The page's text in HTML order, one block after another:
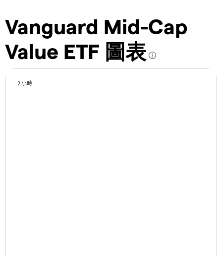
Vanguard Mid-Cap
Value ETF 圖表
2 小時